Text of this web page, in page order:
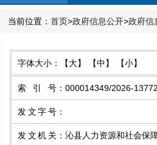
当前位置： 首页>政府信息公开>政府信
字体大小： 【大】 【中】 【小】
索引号 ： 000014349/2026-13772
发文字号 ：
发文机关 ： 沁县人力资源和社会保